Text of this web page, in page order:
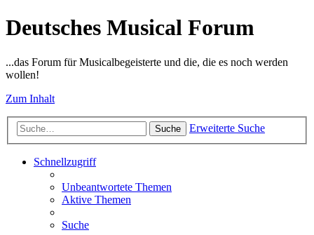
Deutsches Musical Forum
...das Forum für Musicalbegeisterte und die, die es noch werden
wollen!
Zum Inhalt
Suche Erweiterte Suche
Schnellzugriff
Unbeantwortete Themen
Aktive Themen
Suche